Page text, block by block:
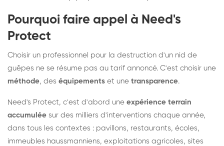
Pourquoi faire appel à Need's
Protect
Choisir un professionnel pour la destruction d'un nid de
guêpes ne se résume pas au tarif annoncé. C'est choisir une
méthode, des équipements et une transparence.
Need's Protect, c'est d'abord une expérience terrain
accumulée sur des milliers d'interventions chaque année,
dans tous les contextes : pavillons, restaurants, écoles,
immeubles haussmanniens, exploitations agricoles, sites